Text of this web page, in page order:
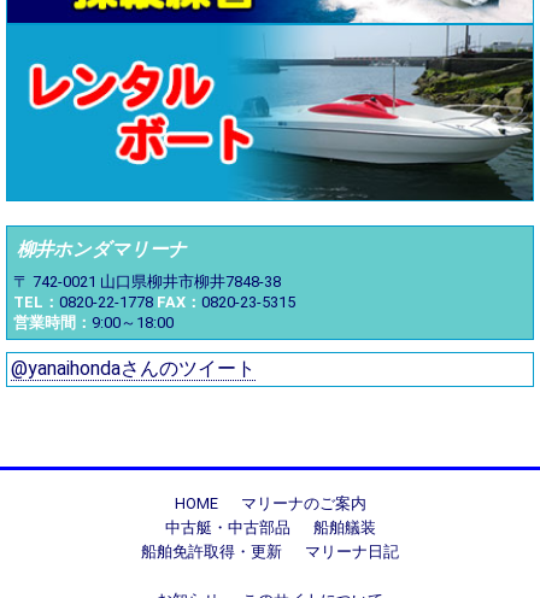
柳井ホンダマリーナ
〒 742-0021 山口県柳井市柳井7848-38
TEL： 0820-22-1778 FAX： 0820-23-5315
営業時間： 9:00～18:00
@yanaihondaさんのツイート
HOME
マリーナのご案内
中古艇・中古部品
船舶艤装
船舶免許取得・更新
マリーナ日記